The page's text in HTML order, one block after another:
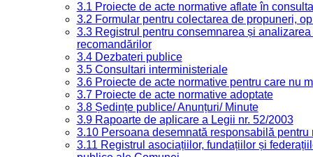
3.1 Proiecte de acte normative aflate în
3.2 Formular pentru colectarea de propuneri,
3.3 Registrul pentru consemnarea și
recomandărilor
3.4 Dezbateri publice
3.5 Consultari interministeriale
3.6 Proiecte de acte normative pentru care nu
3.7 Proiecte de acte normative adoptate
3.8 Ședințe publice/ Anunțuri/ Minute
3.9 Rapoarte de aplicare a Legii nr. 52/2003
3.10 Persoana desemnată responsabilă
3.11 Registrul asociațiilor, fundațiilor și